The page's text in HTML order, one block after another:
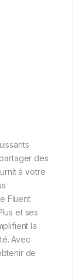
des
à votre
Fluent
et ses
la
Avec
de